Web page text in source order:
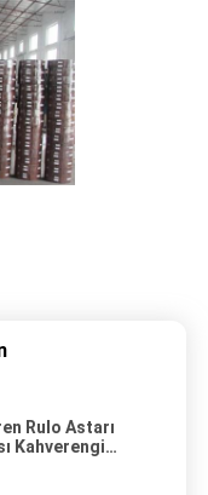
Rulo Astarı
Kahverengi